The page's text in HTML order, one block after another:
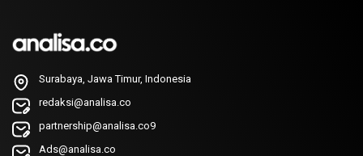
Surabaya, Jawa Timur, Indonesia
redaksi@analisa.co
partnership@analisa.co9
Ads@analisa.co